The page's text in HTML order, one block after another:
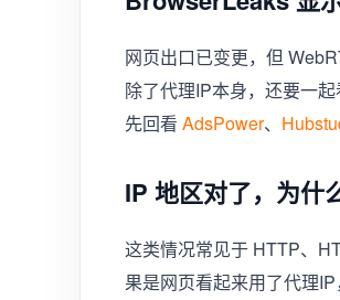
网页出口已变更，但
除了代理IP本身，还要一
先回看 AdsPower、
IP 地区对了，为什
这类情况常见于 HTTP、
果是网页看起来用了代理